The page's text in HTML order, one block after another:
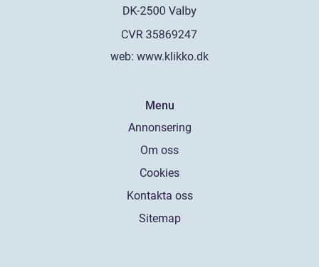
web: www.klikko.dk
Menu
Annonsering
Om oss
Cookies
Kontakta oss
Sitemap